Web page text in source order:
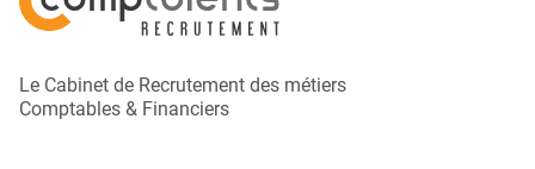
Le Cabinet de Recrutement des métiers
Comptables & Financiers